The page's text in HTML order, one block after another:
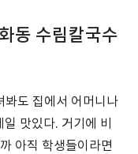
동 수림칼국수
봐도 집에서 어머니나
맛있다. 거기에 비
아직 학생들이라면